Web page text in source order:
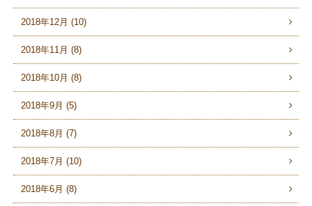
2018年12月 (10)
2018年11月 (8)
2018年10月 (8)
2018年9月 (5)
2018年8月 (7)
2018年7月 (10)
2018年6月 (8)